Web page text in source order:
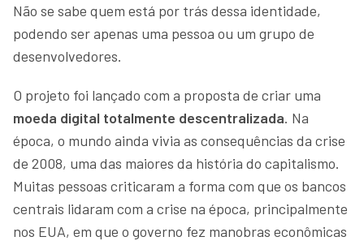
Não se sabe quem está por trás dessa identidade,
podendo ser apenas uma pessoa ou um grupo de
desenvolvedores.
O projeto foi lançado com a proposta de criar uma
moeda digital totalmente descentralizada. Na
época, o mundo ainda vivia as consequências da crise
de 2008, uma das maiores da história do capitalismo.
Muitas pessoas criticaram a forma com que os bancos
centrais lidaram com a crise na época, principalmente
nos EUA, em que o governo fez manobras econômicas